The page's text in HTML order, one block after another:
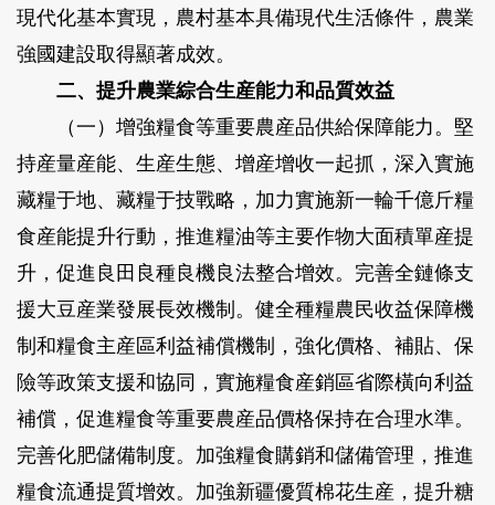
現代化基本實現，農村基本具備現代生活條件，農業
強國建設取得顯著成效。
二、提升農業綜合生産能力和品質效益
（一）增強糧食等重要農産品供給保障能力。 堅
持産量産能、生産生態、增産增收一起抓，深入實施
藏糧于地、藏糧于技戰略，加力實施新一輪千億斤糧
食産能提升行動，推進糧油等主要作物大面積單産提
升，促進良田良種良機良法整合增效。完善全鏈條支
援大豆産業發展長效機制。健全種糧農民收益保障機
制和糧食主産區利益補償機制，強化價格、補貼、保
險等政策支援和協同，實施糧食産銷區省際橫向利益
補償，促進糧食等重要農産品價格保持在合理水準。
完善化肥儲備制度。加強糧食購銷和儲備管理，推進
糧食流通提質增效。加強新疆優質棉花生産，提升糖